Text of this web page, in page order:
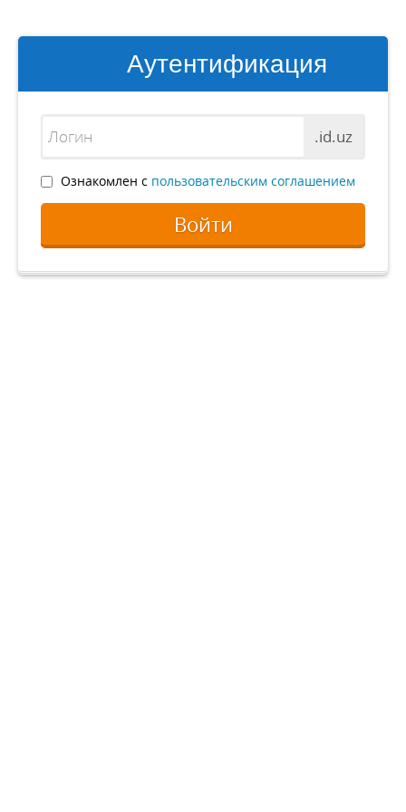
Аутентификация
.id.uz
Ознакомлен с пользовательским соглашением
Войти